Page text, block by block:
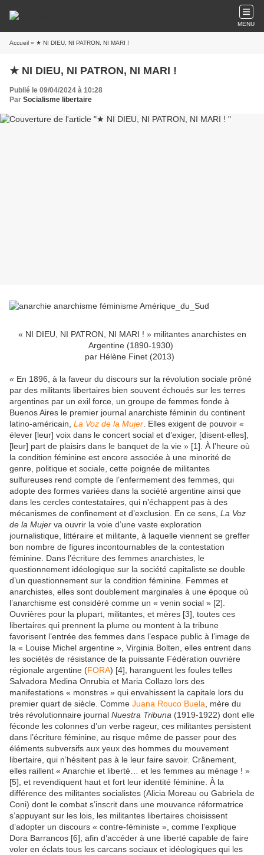
MENU
Accueil » ★ NI DIEU, NI PATRON, NI MARI !
★ NI DIEU, NI PATRON, NI MARI !
Publié le 09/04/2024 à 10:28
Par Socialisme libertaire
« NI DIEU, NI PATRON, NI MARI ! » militantes anarchistes en
Argentine (1890-1930)
par Hélène Finet (2013)
« En 1896, à la faveur du discours sur la révolution sociale prôné
par des militants libertaires bien souvent échoués sur les terres
argentines par un exil force, un groupe de femmes fonde à
Buenos Aires le premier journal anarchiste féminin du continent
latino-américain, La Voz de la Mujer . Elles exigent de pouvoir «
élever [leur] voix dans le concert social et d’exiger, [disent-elles],
[leur] part de plaisirs dans le banquet de la vie » [1]. À l’heure où
la condition féminine est encore associée à une minorité de
genre, politique et sociale, cette poignée de militantes
sulfureuses rend compte de l’enfermement des femmes, qui
adopte des formes variées dans la société argentine ainsi que
dans les cercles contestataires, qui n’échappent pas à des
mécanismes de confinement et d’exclusion. En ce sens, La Voz
de la Mujer va ouvrir la voie d’une vaste exploration
journalistique, littéraire et militante, à laquelle viennent se greffer
bon nombre de figures incontournables de la contestation
féminine. Dans l’écriture des femmes anarchistes, le
questionnement idéologique sur la société capitaliste se double
d’un questionnement sur la condition féminine. Femmes et
anarchistes, elles sont doublement marginales à une époque où
l’anarchisme est considéré comme un « venin social » [2].
Ouvrières pour la plupart, militantes, et mères [3], toutes ces
libertaires qui prennent la plume ou montent à la tribune
favorisent l’entrée des femmes dans l’espace public à l’image de
la « Louise Michel argentine », Virginia Bolten, elles entrent dans
les sociétés de résistance de la puissante Fédération ouvrière
régionale argentine (FORA) [4], haranguent les foules telles
Salvadora Medina Onrubia et Maria Collazo lors des
manifestations « monstres » qui envahissent la capitale lors du
premier quart de siècle. Comme Juana Rouco Buela , mère du
très révolutionnaire journal Nuestra Tribuna (1919-1922) dont elle
féconde les colonnes d’un verbe rageur, ces militantes persistent
dans l’écriture féminine, au risque même de passer pour des
éléments subversifs aux yeux des hommes du mouvement
libertaire, qui n’hésitent pas à le leur faire savoir. Crânement,
elles raillent « Anarchie et liberté… et les femmes au ménage ! »
[5], et revendiquent haut et fort leur identité féminine. À la
différence des militantes socialistes (Alicia Moreau ou Gabriela de
Coni) dont le combat s’inscrit dans une mouvance réformatrice
s’appuyant sur les lois, les militantes libertaires choisissent
d’adopter un discours « contre-féministe », comme l’explique
Dora Barrancos [6], afin d’accéder à une liberté capable de faire
voler en éclats tous les carcans sociaux et idéologiques qui les